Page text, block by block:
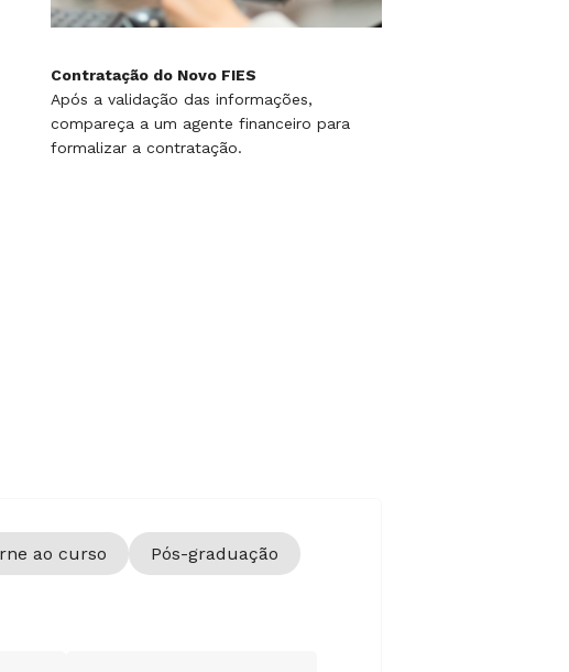
Contratação do Novo FIES
Após a validação das informações,
compareça a um agente financeiro para
formalizar a contratação.
ao curso Pós-graduação